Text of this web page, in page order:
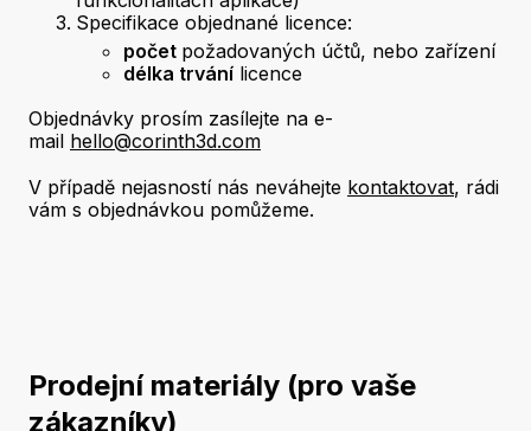
Specifikace objednané licence:
počet požadovaných účtů, nebo zařízení
délka trvání licence
Objednávky prosím zasílejte na e-
mail hello@corinth3d.com
V případě nejasností nás neváhejte kontaktovat, rádi
vám s objednávkou pomůžeme.
Prodejní materiály (pro vaše
zákazníky)